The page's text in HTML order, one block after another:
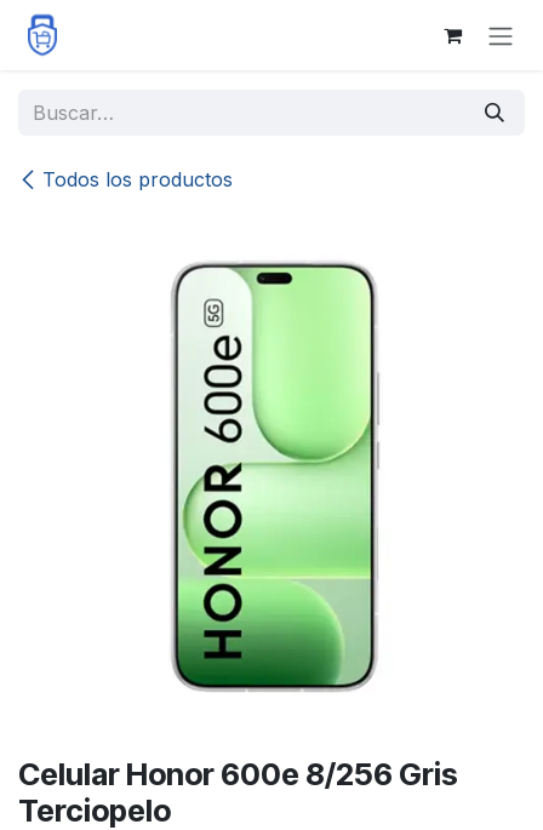
Ir al contenido
Todos los productos
Celular Honor 600e 8/256 Gris
Terciopelo